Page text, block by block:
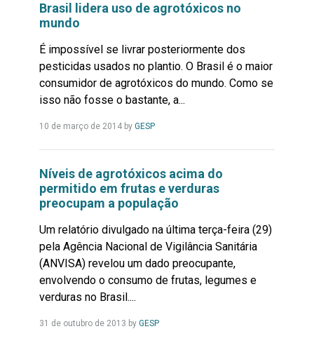
Brasil lidera uso de agrotóxicos no
mundo
É impossível se livrar posteriormente dos
pesticidas usados no plantio. O Brasil é o maior
consumidor de agrotóxicos do mundo. Como se
isso não fosse o bastante, a...
10 de março de 2014by GESPLeia
Níveis de agrotóxicos acima do
permitido em frutas e verduras
preocupam a população
Um relatório divulgado na última terça-feira (29)
pela Agência Nacional de Vigilância Sanitária
(ANVISA) revelou um dado preocupante,
envolvendo o consumo de frutas, legumes e
verduras no Brasil....
31 de outubro de 2013 by GESPLeia